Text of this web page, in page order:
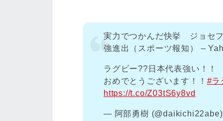
実力でつかんだ快挙 ジョセ
強進出（スポーツ報知） –
ラグビー??日本代表強い！！
おめでとうございます！！ #ラ
https://t.co/Z03tS6y8vd
— 阿部勇樹